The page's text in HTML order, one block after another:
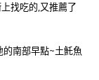
找吃的,又推薦了
南部早點~土魠魚